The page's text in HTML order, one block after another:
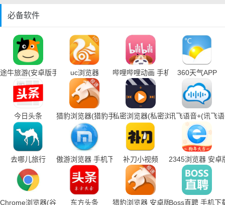
必备软件
途牛旅游(安卓版手机下载)uc浏览器 哔哩哔哩动画 手机下载360天气APP
今日头条 猎豹浏览器(猎豹手机浏览器下载)私密浏览器(私密浏览器手机下载)
讯飞语音+(讯飞
去哪儿旅行 傲游浏览器 手机下载 补刀小视频 2345浏览器 安卓
Chrome浏览器(谷歌浏览器手机下载)
东方头条 猎豹浏览器 安卓版Boss直聘 手机下